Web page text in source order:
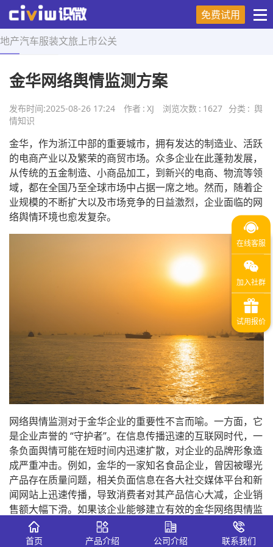
免费试用
地产汽车服装文旅 上市公关
首页 > 舆情知识 > 正文
金华网络舆情监测方案
发布时间:2025-08-26 17:24 作者 : XJ 浏览次数 : 1627 分类 : 舆
情知识
金华，作为浙江中部的重要城市，拥有发达的制造业、活跃
的电商产业以及繁荣的商贸市场。众多企业在此蓬勃发展，
从传统的五金制造、小商品加工，到新兴的电商、物流等领
域，都在全国乃至全球市场中占据一席之地。然而，随着企
业规模的不断扩大以及市场竞争的日益激烈，企业面临的网
络舆情环境也愈发复杂。
网络舆情监测对于金华企业的重要性不言而喻。一方面，它
是企业声誉的 “守护者”。在信息传播迅速的互联网时代，一
条负面舆情可能在短时间内迅速扩散，对企业的品牌形象造
成严重冲击。例如，金华的一家知名食品企业，曾因被曝光
产品存在质量问题，相关负面信息在各大社交媒体平台和新
闻网站上迅速传播，导致消费者对其产品信心大减，企业销
售额大幅下滑。如果该企业能够建立有效的金华网络舆情监
测体系，及时发现并处理这一负面舆情，或许能够最大程度
地降低损失，维护企业的声誉。
首页 产品介绍 公司介绍 联系我们